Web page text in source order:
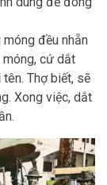
đều nhẵn
móng, cứ dắt
tên. Thợ biết, sẽ
Xong việc, dắt